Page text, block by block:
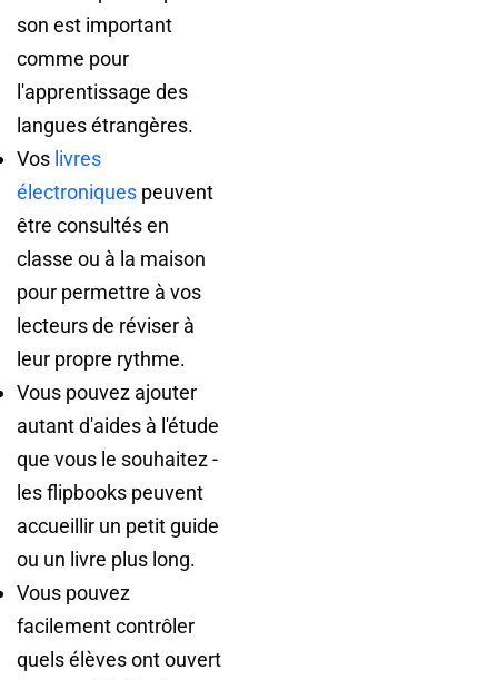
son est important
comme pour
l'apprentissage des
langues étrangères.
Vos livres
électroniques peuvent
être consultés en
classe ou à la maison
pour permettre à vos
lecteurs de réviser à
leur propre rythme.
Vous pouvez ajouter
autant d'aides à l'étude
que vous le souhaitez -
les flipbooks peuvent
accueillir un petit guide
ou un livre plus long.
Vous pouvez
facilement contrôler
quels élèves ont ouvert